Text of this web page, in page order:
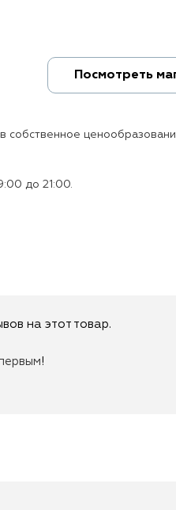
Посмотреть
собственное
до 21:00.
на этот товар.
!